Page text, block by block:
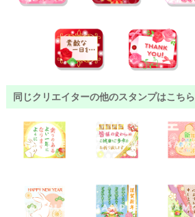
同じクリエイターの他のスタンプはこちら